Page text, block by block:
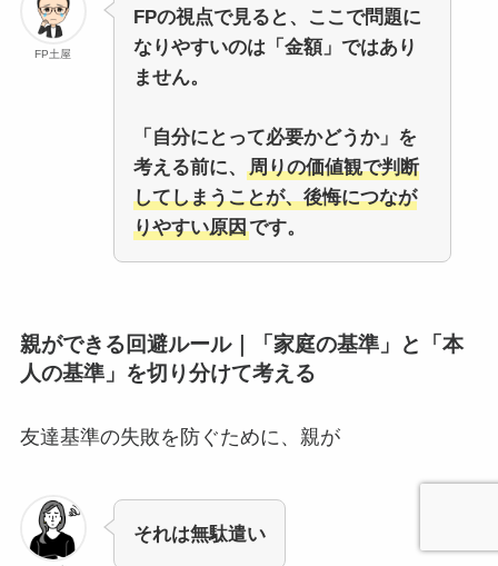
FP土屋
FPの視点で見ると、ここで問題に
なりやすいのは「金額」ではあり
ません。
「自分にとって必要かどうか」を
考える前に、
周りの価値観で判断
してしまうことが、後悔につなが
りやすい原因です。
親ができる回避ルール｜「家庭の基準」と「本
人の基準」を切り分けて考える
友達基準の失敗を防ぐために、親が
それは無駄遣い